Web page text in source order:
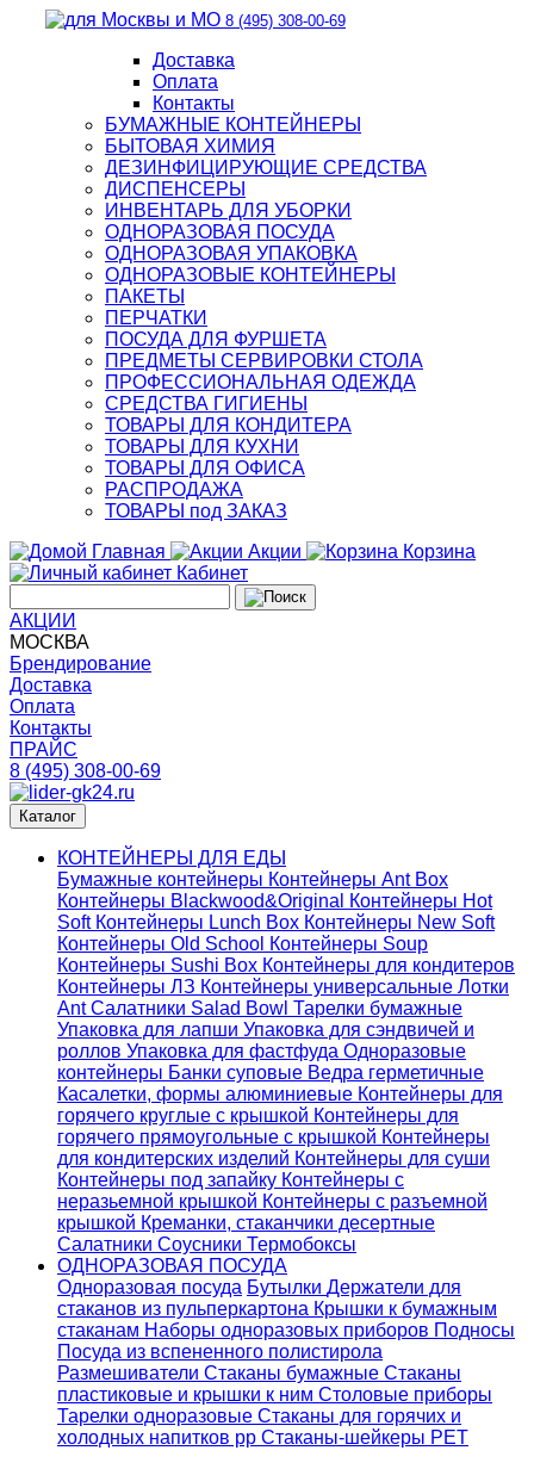
8 (495) 308-00-69
Доставка
Оплата
Контакты
БУМАЖНЫЕ КОНТЕЙНЕРЫ
БЫТОВАЯ ХИМИЯ
ДЕЗИНФИЦИРУЮЩИЕ СРЕДСТВА
ДИСПЕНСЕРЫ
ИНВЕНТАРЬ ДЛЯ УБОРКИ
ОДНОРАЗОВАЯ ПОСУДА
ОДНОРАЗОВАЯ УПАКОВКА
ОДНОРАЗОВЫЕ КОНТЕЙНЕРЫ
ПАКЕТЫ
ПЕРЧАТКИ
ПОСУДА ДЛЯ ФУРШЕТА
ПРЕДМЕТЫ СЕРВИРОВКИ СТОЛА
ПРОФЕССИОНАЛЬНАЯ ОДЕЖДА
СРЕДСТВА ГИГИЕНЫ
ТОВАРЫ ДЛЯ КОНДИТЕРА
ТОВАРЫ ДЛЯ КУХНИ
ТОВАРЫ ДЛЯ ОФИСА
РАСПРОДАЖА
ТОВАРЫ под ЗАКАЗ
Главная
Акции
Корзина
Кабинет
АКЦИИ
МОСКВА
Брендирование
Доставка
Оплата
Контакты
ПРАЙС
8 (495) 308-00-69
Каталог
КОНТЕЙНЕРЫ ДЛЯ ЕДЫ
Бумажные контейнеры Контейнеры Ant Box
Контейнеры Blackwood&Original
Контейнеры Hot
Soft Контейнеры Lunch Box Контейнеры New Soft
Контейнеры Old School Контейнеры Soup
Контейнеры Sushi Box Контейнеры для кондитеров
Контейнеры ЛЗ Контейнеры универсальные Лотки
AntСалатники Salad Bowl Тарелки бумажные
Упаковка для лапши Упаковка для сэндвичей и
роллов Упаковка для фастфуда Одноразовые
контейнеры Банки суповые Ведра герметичные
Касалетки, формы алюминиевые Контейнеры для
горячего круглые с крышкой Контейнеры для
горячего прямоугольные с крышкой Контейнеры
для кондитерских изделий Контейнеры для суши
Контейнеры под запайку Контейнеры с
неразьемной крышкой Контейнеры с разъемной
крышкой Креманки, стаканчики десертные
Салатники Соусники Термобоксы
ОДНОРАЗОВАЯ ПОСУДА
Одноразовая посуда Бутылки Держатели для
стаканов из пульперкартона Крышки к бумажным
стаканам Наборы одноразовых приборов Подносы
Посуда из вспененного полистирола
Размешиватели Стаканы бумажные Стаканы
пластиковые и крышки к ним Столовые приборы
Тарелки одноразовые Стаканы для горячих и
холодных напитков pp Стаканы-шейкеры PET